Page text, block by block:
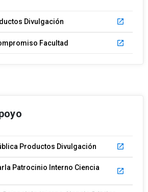
Divulgación launch
Facultad launch
Productos Divulgación launch
Patrocinio Interno Ciencia
launch